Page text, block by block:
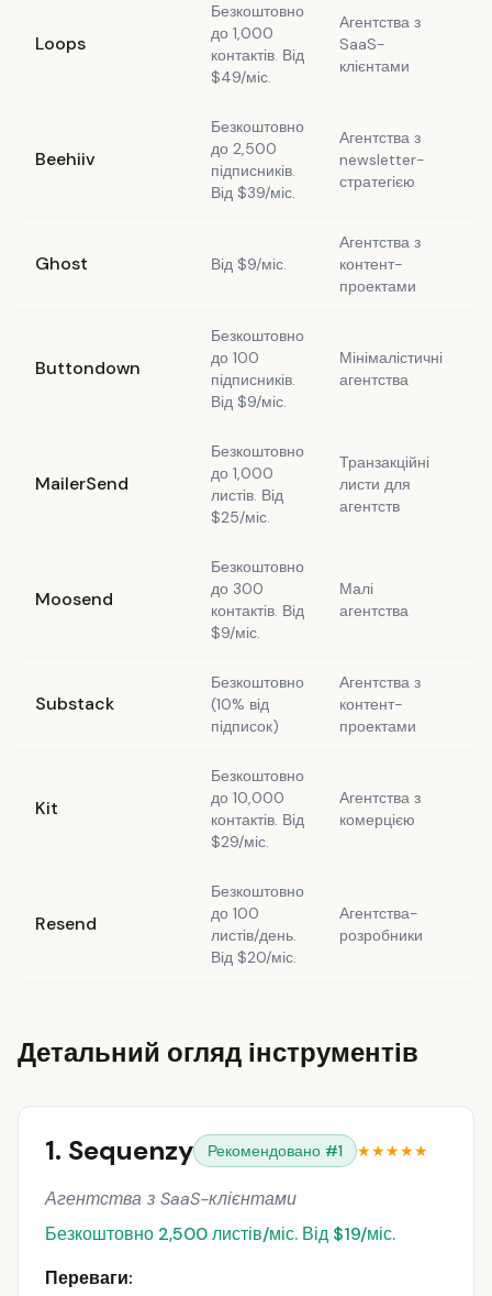
Loops
Безкоштовно
до 1,000
контактів. Від
$49/міс.
Агентства з
SaaS-
клієнтами
Beehiiv
Безкоштовно
до 2,500
підписників.
Від $39/міс.
Агентства з
newsletter-
стратегією
Ghost Від $9/міс.
Агентства з
контент-
проектами
Buttondown
Безкоштовно
до 100
підписників.
Від $9/міс.
Мінімалістичні
агентства
MailerSend
Безкоштовно
до 1,000
листів. Від
$25/міс.
Транзакційні
листи для
агентств
Moosend
Безкоштовно
до 300
контактів. Від
$9/міс.
Малі
агентства
Substack
Безкоштовно
(10% від
підписок)
Агентства з
контент-
проектами
Kit
Безкоштовно
до 10,000
контактів. Від
$29/міс.
Агентства з
комерцією
Resend
Безкоштовно
до 100
листів/день.
Від $20/міс.
Агентства-
розробники
Детальний огляд інструментів
1. Sequenzy Рекомендовано #1 ★★★★★
Агентства з SaaS-клієнтами
Безкоштовно 2,500 листів/міс. Від $19/міс.
Переваги: